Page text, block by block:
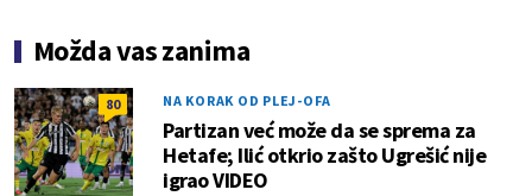
Možda vas zanima
80 NA KORAK OD PLEJ-OFA
Partizan već može da se sprema za
Hetafe; Ilić otkrio zašto Ugrešić nije
igrao VIDEO